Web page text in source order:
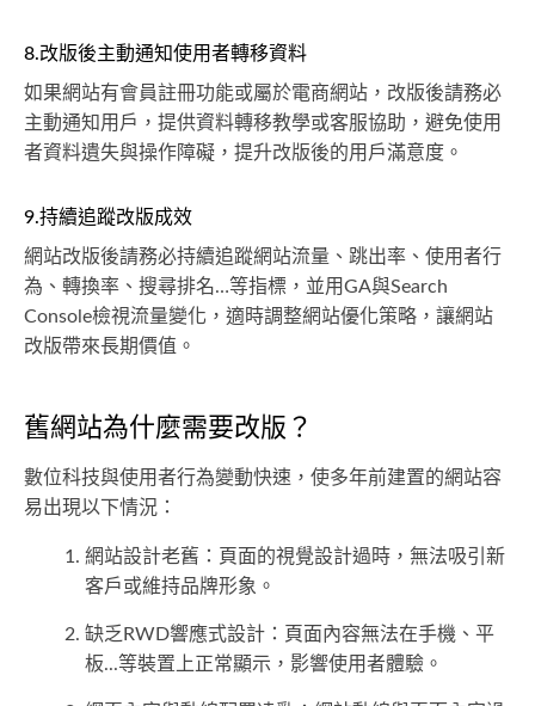
8.改版後主動通知使用者轉移資料
如果網站有會員註冊功能或屬於電商網站，改版後請務必
主動通知用戶，提供資料轉移教學或客服協助，避免使用
者資料遺失與操作障礙，提升改版後的用戶滿意度。
9.持續追蹤改版成效
網站改版後請務必持續追蹤網站流量、跳出率、使用者行
為、轉換率、搜尋排名…等指標，並用GA與Search
Console檢視流量變化，適時調整網站優化策略，讓網站
改版帶來長期價值。
舊網站為什麼需要改版？
數位科技與使用者行為變動快速，使多年前建置的網站容
易出現以下情況：
網站設計老舊：頁面的視覺設計過時，無法吸引新
客戶或維持品牌形象。
缺乏RWD響應式設計：頁面內容無法在手機、平
板...等裝置上正常顯示，影響使用者體驗。